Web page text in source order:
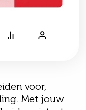
voor,
Met jouw